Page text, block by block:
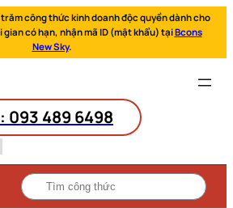
gian có hạn, nhận mã ID (mật khẩu) tạiBcons
New Sky.
093 489 6498